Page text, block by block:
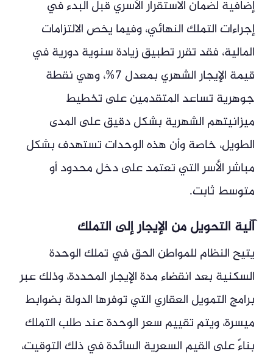
إضافية لضمان الاستقرار الأسري قبل البدء في
إجراءات التملك النهائي، وفيما يخص الالتزامات
المالية، فقد تقرر تطبيق زيادة سنوية دورية في
قيمة الإيجار الشهري بمعدل 7%، وهي نقطة
جوهرية تساعد المتقدمين على تخطيط
ميزانيتهم الشهرية بشكل دقيق على المدى
الطويل، خاصة وأن هذه الوحدات تستهدف بشكل
مباشر الأسر التي تعتمد على دخل محدود أو
متوسط ثابت.
آلية التحويل من الإيجار إلى التملك
يتيح النظام للمواطن الحق في تملك الوحدة
السكنية بعد انقضاء مدة الإيجار المحددة، وذلك عبر
برامج التمويل العقاري التي توفرها الدولة بضوابط
ميسرة، ويتم تقييم سعر الوحدة عند طلب التملك
بناءً على القيم السعرية السائدة في ذلك التوقيت،